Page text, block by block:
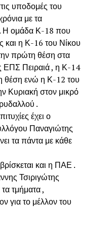
υποδομές του
με τα
. Η ομάδα Κ-18 που
η Κ-16 του Νίκου
πρώτη θέση στα
ΕΠΣ Πειραιά , η Κ-14
θέση ενώ η Κ-12 του
Κυριακή στον μικρό
.
έχει ο
Παναγιώτης
τα πάντα με κάθε
και η ΠΑΕ .
Τσιριγώτης
τμήματα ,
για το μέλλον του